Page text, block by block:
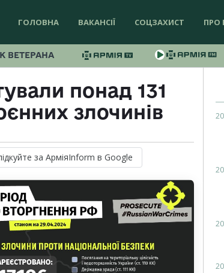
ГОЛОВНА ВАКАНСІЇ СОЦЗАХИСТ ПРО
ВЕТЕРАНА
понад 131
злочинів
за АрміяInform в Google